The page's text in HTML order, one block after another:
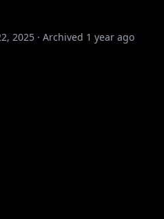
2025 · Archived 1 year ago